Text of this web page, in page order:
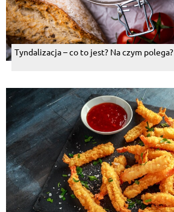
Tyndalizacja – co to jest? Na czym polega?